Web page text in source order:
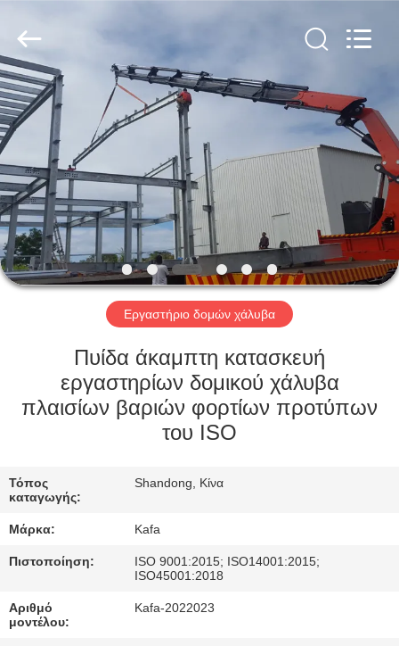
ΑΡΧΙΚΉ
ΠΡΟΪΌΝΤΑ
ΒΊΝΤΕΟ
ΕΚΠΟΜΠΉ
VR
ΣΧΕΤΙΚΆ
ΕΜΆΣ
ΣΤΟ
ΕΡΓΟΣΤΆΣΙΟ
ΈΛΕΓΧΟΣ
ΠΟΙΌΤΗΤΑΣ
Ltd..
All
Rights
Reserved.
Εργαστήριο δομών χάλυβα
Πυίδα άκαμπτη κατασκευή
εργαστηρίων δομικού χάλυβα
πλαισίων βαριών φορτίων προτύπων
του ISO
Τόπος
καταγωγής:
Shandong, Κίνα
Μάρκα: Kafa
Πιστοποίηση:
ISO 9001:2015; ISO14001:2015;
ISO45001:2018
Αριθμό
μοντέλου:
Kafa-2022023